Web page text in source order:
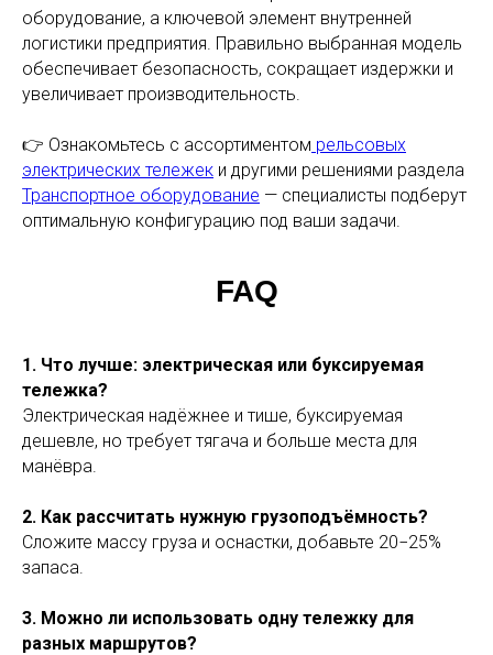
оборудование, а ключевой элемент внутренней
логистики предприятия. Правильно выбранная модель
обеспечивает безопасность, сокращает издержки и
увеличивает производительность.
👉 Ознакомьтесь с ассортиментом рельсовых
электрических тележек и другими решениями раздела
Транспортное оборудование — специалисты подберут
оптимальную конфигурацию под ваши задачи.
FAQ
1. Что лучше: электрическая или буксируемая
тележка?
Электрическая надёжнее и тише, буксируемая
дешевле, но требует тягача и больше места для
манёвра.
2. Как рассчитать нужную грузоподъёмность?
Сложите массу груза и оснастки, добавьте 20−25%
запаса.
3. Можно ли использовать одну тележку для
разных маршрутов?